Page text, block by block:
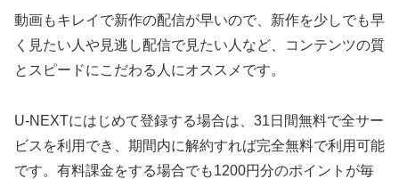
動画もキレイで新作の配信が早いので、新作を少しでも早
く見たい人や見逃し配信で見たい人など、コンテンツの質
とスピードにこだわる人にオススメです。
U-NEXTにはじめて登録する場合は、31日間無料で全サー
ビスを利用でき、期間内に解約すれば完全無料で利用可能
です。有料課金をする場合でも1200円分のポイントが毎